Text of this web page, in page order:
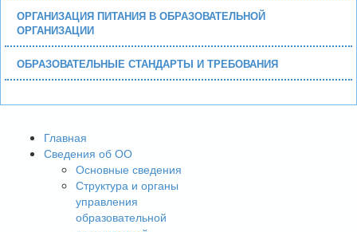
ОРГАНИЗАЦИЯ ПИТАНИЯ В ОБРАЗОВАТЕЛЬНОЙ
ОРГАНИЗАЦИИ
ОБРАЗОВАТЕЛЬНЫЕ СТАНДАРТЫ И ТРЕБОВАНИЯ
Главная
Сведения об ОО
Основные сведения
Структура и органы
управления
образовательной